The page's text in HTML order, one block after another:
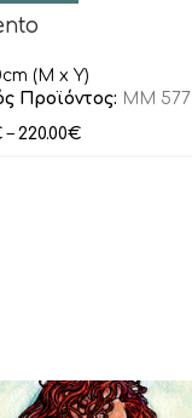
(M x Y)
Προϊόντος: MM 577
– 220.00€